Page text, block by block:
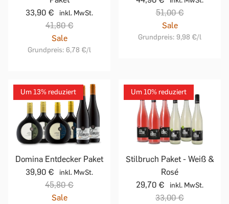
33,90 €
inkl. MwSt.
41,80 €
Sale
Grundpreis: 6,78 €/l
51,00 €
Sale
Grundpreis: 9,98 €/l
Um 13% reduziert
Domina Entdecker Paket
39,90 €
inkl. MwSt.
45,80 €
Sale
Um 10% reduziert
Stilbruch Paket - Weiß &
Rosé
29,70 €
inkl. MwSt.
33,00 €